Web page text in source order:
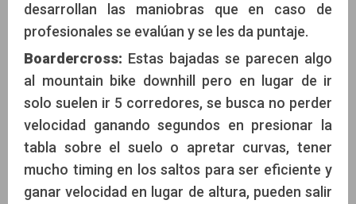
desarrollan las maniobras que en caso de
profesionales se evalúan y se les da puntaje.
Boardercross: Estas bajadas se parecen algo
al mountain bike downhill pero en lugar de ir
solo suelen ir 5 corredores, se busca no perder
velocidad ganando segundos en presionar la
tabla sobre el suelo o apretar curvas, tener
mucho timing en los saltos para ser eficiente y
ganar velocidad en lugar de altura, pueden salir